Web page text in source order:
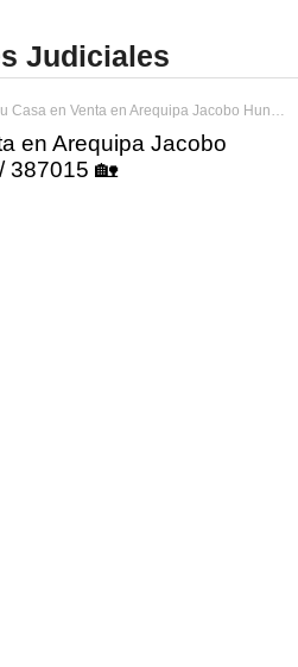
Judiciales
en Venta en Arequipa Jacobo Hunter Precio Base S/ 387015
en Arequipa Jacobo
387015 🏡